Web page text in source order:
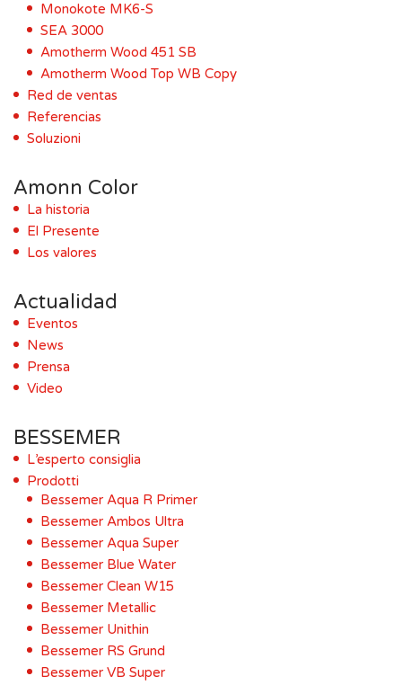
Monokote MK6-S
SEA 3000
Amotherm Wood 451 SB
Amotherm Wood Top WB Copy
Red de ventas
Referencias
Soluzioni
Amonn Color
La historia
El Presente
Los valores
Actualidad
Eventos
News
Prensa
Video
BESSEMER
L’esperto consiglia
Prodotti
Bessemer Aqua R Primer
Bessemer Ambos Ultra
Bessemer Aqua Super
Bessemer Blue Water
Bessemer Clean W15
Bessemer Metallic
Bessemer Unithin
Bessemer RS Grund
Bessemer VB Super